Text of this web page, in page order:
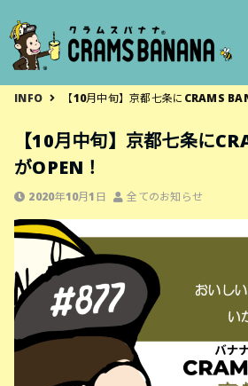
INFO 【10月中旬】京都七条にCRAMS
【10月中旬】京都七条に
がOPEN！
2020年10月1日 全てのお知らせ